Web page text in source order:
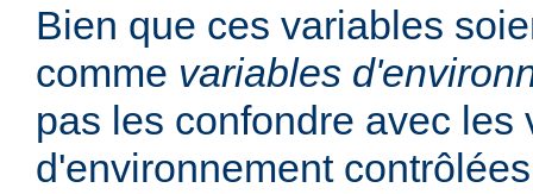
Bien que ces variables
comme variables
pas les confondre avec les
d'environnement